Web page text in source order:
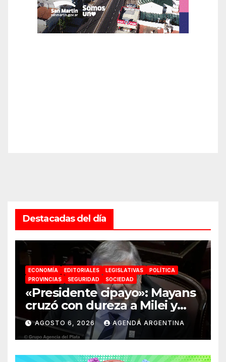
Destacadas del día
ECONOMÍA EDITORIALES LEGISLATIVAS
POLÍTICA
PROVINCIAS
SEGURIDAD SOCIEDAD
«Presidente cipayo»: Mayans
cruzó con dureza a Milei y
advirtió sobre un juicio
político por traición a la
Patria
AGOSTO 6, 2026 AGENDA ARGENTINA